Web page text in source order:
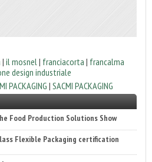
| il mosnel | franciacorta | francalma
design industriale
PACKAGING| SACMI PACKAGING
Flexible Packaging certification